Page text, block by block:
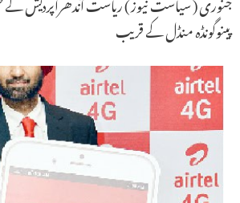
پینوگونڈہ منڈل کے قریب